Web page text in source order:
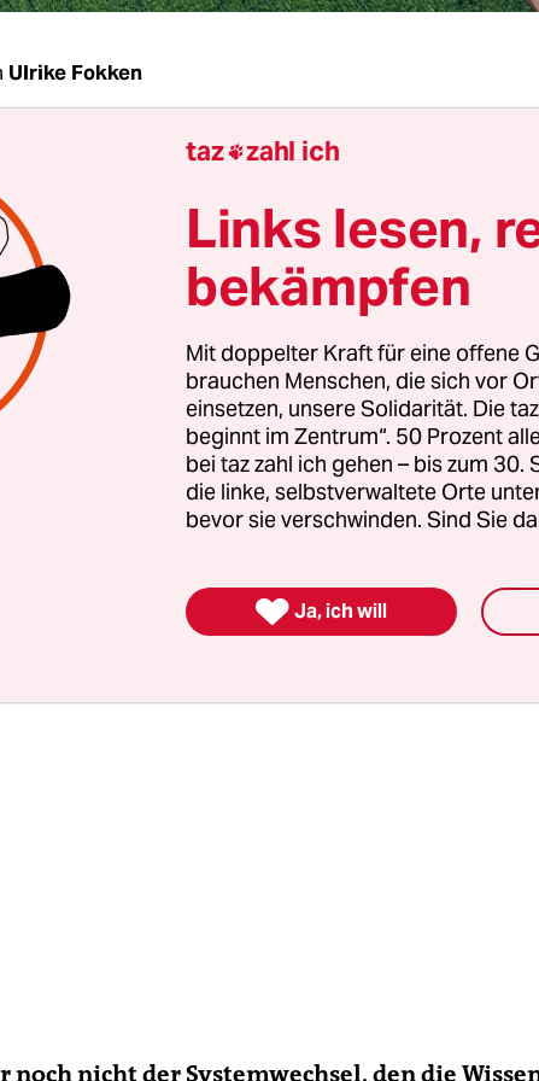
Ulrike Fokken
jede achte Tier- und Pflanzenart wird in
aussterben, ein Ökosystem nach
Davor warnt der
tun?
Die industrialisierte Landwirtschaft ist
Deshalb ist ein allererster Schritt,
Subventionen aufzulösen – zum Beispiel
der EU. Sie besteht seit 2003 und
wollen sie bis 2030 weitgehend auf dem
obwohl man weiß, dass sie extrem negative
hat. Manche Anbaumethoden für
noch nicht der Systemwechsel, den die
taz zahl ich
Links lesen,
bekämpfen
Mit doppelter Kraft für eine offene
brauchen Menschen, die sich vor
einsetzen, unsere Solidarität. Die
beginnt im Zentrum“. 50 Prozent
bei taz zahl ich gehen – bis zum
die linke, selbstverwaltete Orte
bevor sie verschwinden. Sind Sie
 Ja, ich will